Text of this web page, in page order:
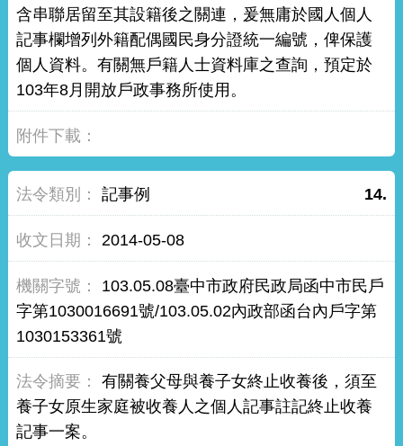
含串聯居留至其設籍後之關連，爰無庸於國人個人
記事欄增列外籍配偶國民身分證統一編號，俾保護
個人資料。有關無戶籍人士資料庫之查詢，預定於
103年8月開放戶政事務所使用。
14.
記事例
2014-05-08
103.05.08臺中市政府民政局函中市民戶
字第1030016691號/103.05.02內政部函台內戶字第
1030153361號
有關養父母與養子女終止收養後，須至
養子女原生家庭被收養人之個人記事註記終止收養
記事一案。